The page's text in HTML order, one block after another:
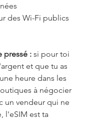
des Wi-Fi publics
pressé : si pour toi
et que tu as
heure dans les
à négocier
un vendeur qui ne
l'eSIM est ta